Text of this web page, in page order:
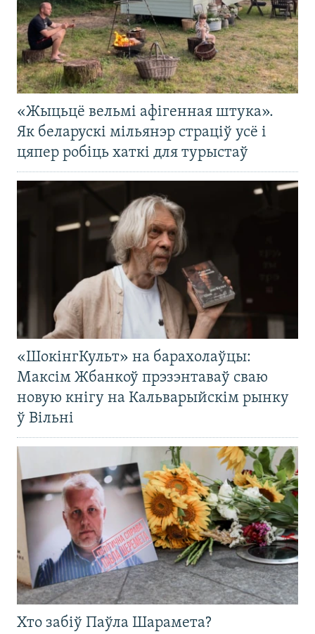
«Жыцьцё вельмі афігенная штука».
Як беларускі мільянэр страціў усё і
цяпер робіць хаткі для турыстаў
«ШокінгКульт» на барахолаўцы:
Максім Жбанкоў прэзэнтаваў сваю
новую кнігу на Кальварыйскім рынку
ў Вільні
Хто забіў Паўла Шарамета?